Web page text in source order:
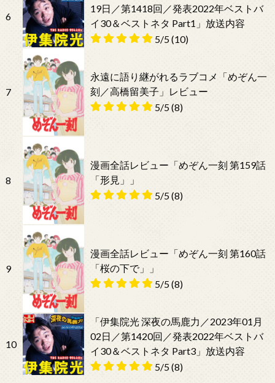
6
19日／第1418回／発表2022年ベストバ
イ30＆ベストネタ Part1」放送内容
5/5(10)
7
永遠に語り継がれるラブコメ「めぞん一
刻／高橋留美子」レビュー
5/5(8)
8
漫画全話レビュー「めぞん一刻 第159話
「形見」」
5/5(8)
9
漫画全話レビュー「めぞん一刻 第160話
「桜の下で」」
5/5(8)
10
「伊集院光 深夜の馬鹿力／2023年01月
02日／第1420回／発表2022年ベストバ
イ30＆ベストネタ Part3」放送内容
5/5(8)